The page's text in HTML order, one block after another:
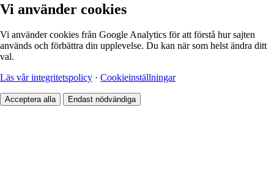
Vi använder cookies
Vi använder cookies från Google Analytics för att förstå hur sajten
används och förbättra din upplevelse. Du kan när som helst ändra ditt
val.
Läs vår integritetspolicy · Cookieinställningar
Acceptera alla Endast nödvändiga